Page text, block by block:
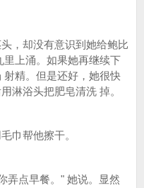
，却没有意识到她给鲍比
上涌。如果她再继续下
精。但是还好，她很快
淋浴头把肥皂清洗 掉。
巾帮他擦干。
弄点早餐。" 她说。显然